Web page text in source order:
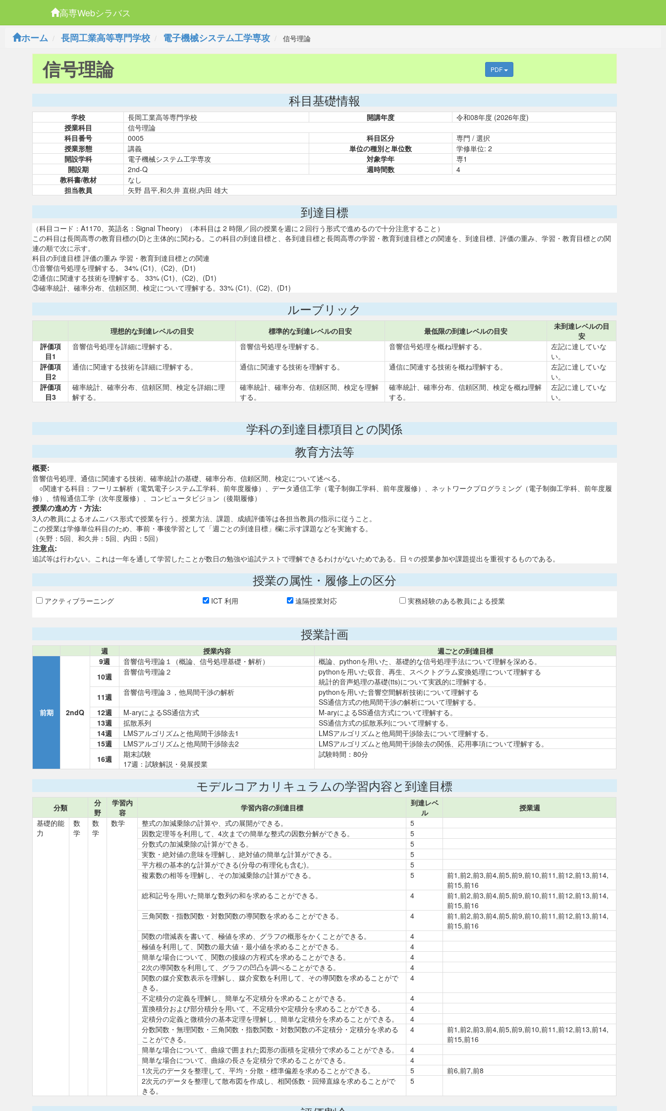
高専Webシラバス
ホーム
長岡工業高等専門学校 電子機械システム工学専攻 信号理論
信号理論 PDF
科目基礎情報
学校 長岡工業高等専門学校 開講年度
令和08年度 (2026年度)
授業科目
信号理論
科目番号
0005 科目区分
専門 / 選択
授業形態
講義 単位の種別と単位数
学修単位: 2
開設学科
電子機械システム工学専攻 対象学年
専1
開設期
2nd-Q 週時間数
4
教科書/教材
なし
担当教員
矢野 昌平,和久井 直樹,内田 雄大
到達目標
（科目コード：A1170、英語名：Signal Theory）（本科目は 2 時限／回の授業を週に２回行う形式で進めるので十分注意すること）
この科目は長岡高専の教育目標の(D)と主体的に関わる。この科目の到達目標と、各到達目標と長岡高専の学習・教育到達目標との関連を、到達目標、評価の重み、学習・教育目標との関
連の順で次に示す。
科目の到達目標 評価の重み 学習・教育到達目標との関連
①音響信号処理を理解する。 34% (C1)、(C2)、(D1)
②通信に関連する技術を理解する。 33% (C1)、(C2)、(D1)
③確率統計、確率分布、信頼区間、検定について理解する。33% (C1)、(C2)、(D1)
ルーブリック
理想的な到達レベルの目安 標準的な到達レベルの目安 最低限の到達レベルの目安
未到達レベルの目
安
評価項
目1
音響信号処理を詳細に理解する。 音響信号処理を理解する。 音響信号処理を概ね理解する。
左記に達していな
い。
評価項
目2
通信に関連する技術を詳細に理解する。 通信に関連する技術を理解する。 通信に関連する技術を概ね理解する。
左記に達していな
い。
評価項
目3
確率統計、確率分布、信頼区間、検定を詳細に理
解する。
確率統計、確率分布、信頼区間、検定を理解
する。
確率統計、確率分布、信頼区間、検定を概ね理解
する。
左記に達していな
い。
学科の到達目標項目との関係
教育方法等
概要:
音響信号処理、通信に関連する技術、確率統計の基礎、確率分布、信頼区間、検定について述べる。
○関連する科目：フーリエ解析（電気電子システム工学科、前年度履修）、データ通信工学（電子制御工学科、前年度履修）、ネットワークプログラミング（電子制御工学科、前年度履
修）、情報通信工学（次年度履修）、コンピュータビジョン（後期履修）
授業の進め方・方法:
3人の教員によるオムニバス形式で授業を行う。授業方法、課題、成績評価等は各担当教員の指示に従うこと。
この授業は学修単位科目のため、事前・事後学習として「週ごとの到達目標」欄に示す課題などを実施する。
（矢野：5回、和久井：5回、内田：5回）
注意点:
追試等は行わない。これは一年を通して学習したことが数日の勉強や追試テストで理解できるわけがないためである。日々の授業参加や課題提出を重視するものである。
授業の属性・履修上の区分
アクティブラーニング ICT 利用 遠隔授業対応 実務経験のある教員による授業
授業計画
週 授業内容 週ごとの到達目標
前期 2ndQ
9週 音響信号理論１（概論、信号処理基礎・解析）
概論、pythonを用いた、基礎的な信号処理手法について理解を深める。
10週
音響信号理論２
pythonを用いた収音、再生、スペクトグラム変換処理について理解する
統計的音声処理の基礎(tts)について実践的に理解する。
11週
音響信号理論３，他局間干渉の解析
pythonを用いた音響空間解析技術について理解する
SS通信方式の他局間干渉の解析について理解する。
12週
M-aryによるSS通信方式
M-aryによるSS通信方式について理解する。
13週
拡散系列
SS通信方式の拡散系列について理解する。
14週
LMSアルゴリズムと他局間干渉除去1
LMSアルゴリズムと他局間干渉除去について理解する。
15週
LMSアルゴリズムと他局間干渉除去2
LMSアルゴリズムと他局間干渉除去の関係、応用事項について理解する。
16週
期末試験
17週：試験解説・発展授業
試験時間：80分
モデルコアカリキュラムの学習内容と到達目標
分類
分
野
学習内
容
学習内容の到達目標
到達レベ
ル
授業週
基礎的能
力
数
学
数
学
数学 整式の加減乗除の計算や、式の展開ができる。
5
因数定理等を利用して、4次までの簡単な整式の因数分解ができる。
5
分数式の加減乗除の計算ができる。
5
実数・絶対値の意味を理解し、絶対値の簡単な計算ができる。
5
平方根の基本的な計算ができる(分母の有理化も含む)。
5
複素数の相等を理解し、その加減乗除の計算ができる。
5
前1,前2,前3,前4,前5,前9,前10,前11,前12,前13,前14,
前15,前16
総和記号を用いた簡単な数列の和を求めることができる。
4
前1,前2,前3,前4,前5,前9,前10,前11,前12,前13,前14,
前15,前16
三角関数・指数関数・対数関数の導関数を求めることができる。
4
前1,前2,前3,前4,前5,前9,前10,前11,前12,前13,前14,
前15,前16
関数の増減表を書いて、極値を求め、グラフの概形をかくことができる。
4
極値を利用して、関数の最大値・最小値を求めることができる。
4
簡単な場合について、関数の接線の方程式を求めることができる。
4
2次の導関数を利用して、グラフの凹凸を調べることができる。
4
関数の媒介変数表示を理解し、媒介変数を利用して、その導関数を求めることがで
きる。
4
不定積分の定義を理解し、簡単な不定積分を求めることができる。
4
置換積分および部分積分を用いて、不定積分や定積分を求めることができる。
4
定積分の定義と微積分の基本定理を理解し、簡単な定積分を求めることができる。
4
分数関数・無理関数・三角関数・指数関数・対数関数の不定積分・定積分を求める
ことができる。
4
前1,前2,前3,前4,前5,前9,前10,前11,前12,前13,前14,
前15,前16
簡単な場合について、曲線で囲まれた図形の面積を定積分で求めることができる。
4
簡単な場合について、曲線の長さを定積分で求めることができる。
4
1次元のデータを整理して、平均・分散・標準偏差を求めることができる。
5
前6,前7,前8
2次元のデータを整理して散布図を作成し、相関係数・回帰直線を求めることがで
きる。
5